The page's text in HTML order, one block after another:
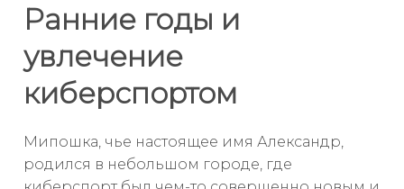
Ранние годы и
увлечение
киберспортом
Мипошка, чье настоящее имя Александр,
родился в небольшом городе, где